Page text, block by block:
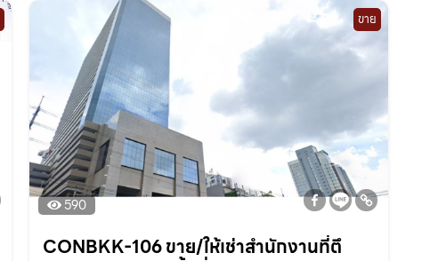
ขาย
590
CONBKK-106 ขาย/ให้เช่าสำนักงานที่ตึ